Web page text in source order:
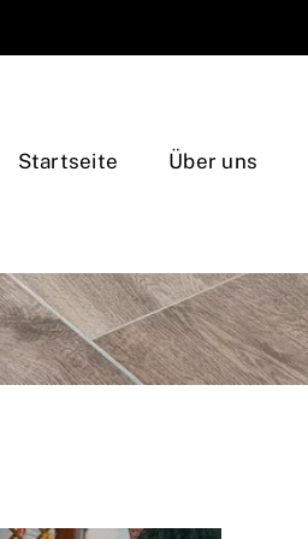
Startseite Über uns